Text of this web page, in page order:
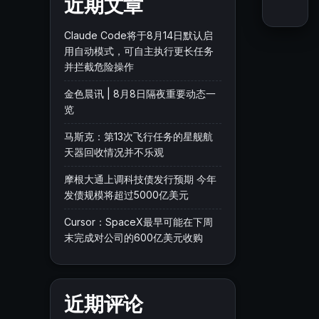
近期文章
Claude Code将于8月14日默认启
用自动模式，可自主执行更长任务
并拦截危险操作
金色晨讯 | 8月8日隔夜重要动态一
览
马斯克：第13次飞行任务的星舰航
天器回收情况并不乐观
摩根大通上调科技债发行预期 今年
发债规模将超过5000亿美元
Cursor：SpaceX最早可能在下周
末完成对公司的600亿美元收购
近期评论